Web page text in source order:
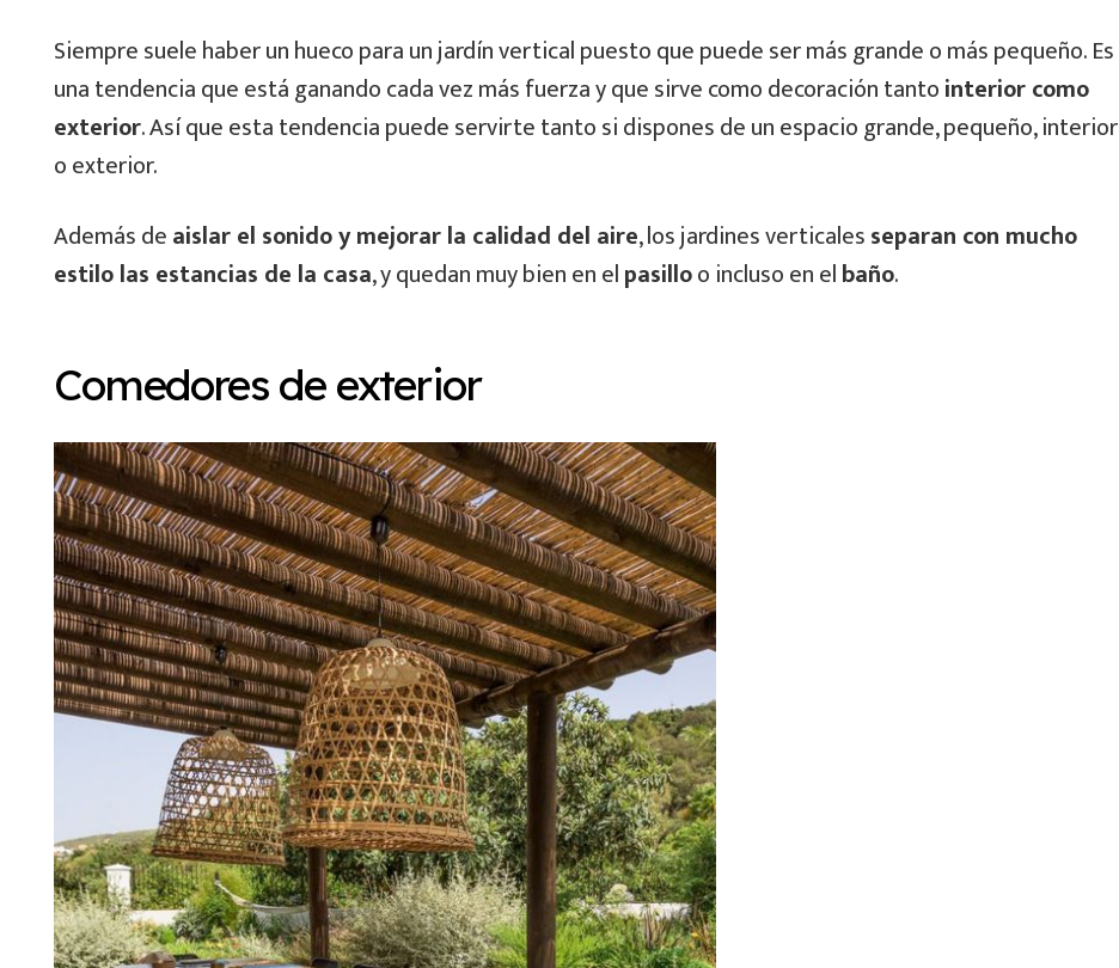
Siempre suele haber un hueco para un jardín vertical puesto que puede ser más grande o más pequeño. Es
una tendencia que está ganando cada vez más fuerza y que sirve como decoración tantointerior como
exterior. Así que esta tendencia puede servirte tanto si dispones de un espacio grande, pequeño, interior
o exterior.
Además deaislar el sonido y mejorar la calidad del aire, los jardines verticalesseparan con mucho
estilo las estancias de la casa, y quedan muy bien en elpasilloo incluso en elbaño.
Comedores de exterior